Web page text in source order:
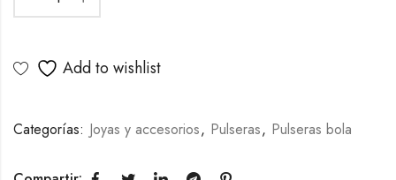
Add to wishlist
Categorías: Joyas y accesorios, Pulseras, Pulseras bola